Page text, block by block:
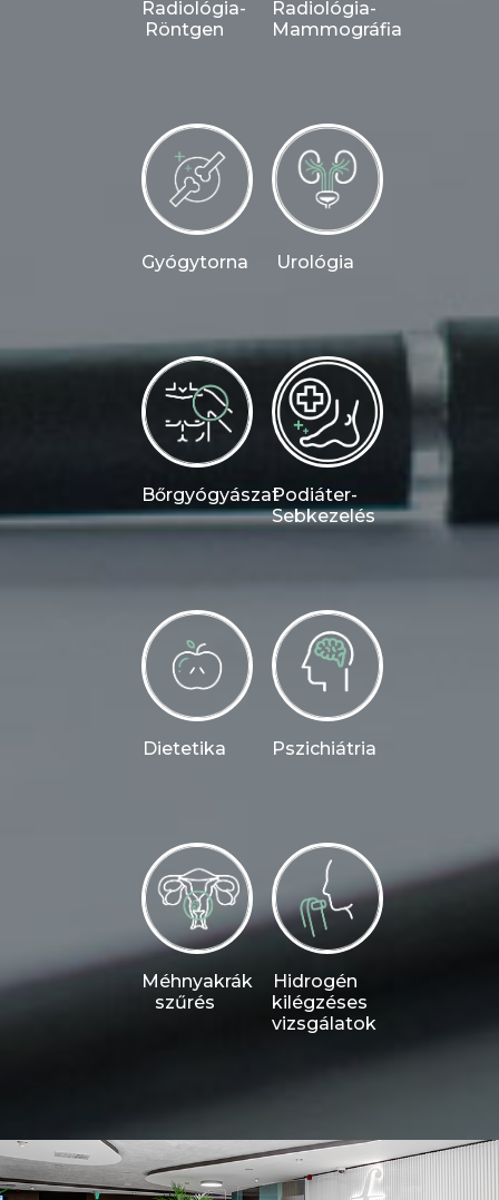
Radiológia-
Röntgen
Radiológia-
Mammográfia
Gyógytorna Urológia
BőrgyógyászatPodiáter-
Sebkezelés
Dietetika Pszichiátria
Méhnyakrák
szűrés
Hidrogén
kilégzéses
vizsgálatok